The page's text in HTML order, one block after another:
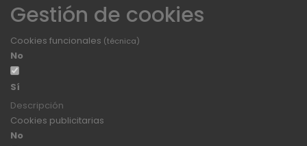
Gestión de cookies
Cookies funcionales (técnica)
No
Sí
Descripción
Cookies publicitarias
No